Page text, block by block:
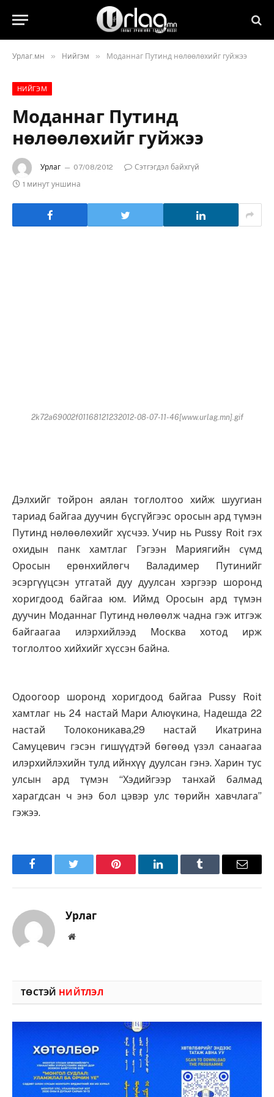
Урлаг.мн » Нийгэм » Моданнаг Путинд нөлөөлөхийг гуйжээ
НИЙГЭМ
Моданнаг Путинд
нөлөөлөхийг гуйжээ
Урлаг 07/08/2012
Сэтгэгдэл байхгүй
1 минут уншина
2k72a69002f01168121232012-08-07-11-46[www.urlag.mn].gif
Дэлхийг тойрон аялан тоглолтоо хийж шуугиан
тариад байгаа дуучин бүсгүйгээс оросын ард түмэн
Путинд нөлөөлөхийг хүсчээ. Учир нь Pussy Roit гэх
охидын панк хамтлаг Гэгээн Мариягийн сүмд
Оросын ерөнхийлөгч Валадимер Путинийг
эсэргүүцсэн утгатай дуу дуулсан хэргээр шоронд
хоригдоод байгаа юм. Иймд Оросын ард түмэн
дуучин Моданнаг Путинд нөлөөлж чадна гэж итгэж
байгаагаа илэрхийлээд Москва хотод ирж
тоглолтоо хийхийг хүссэн байна.
Одоогоор шоронд хоригдоод байгаа Pussy Roit
хамтлаг нь 24 настай Мари Алюүкина, Надешда 22
настай Толоконикава,29 настай Икатрина
Самуцевич гэсэн гишүүдтэй бөгөөд үзэл санаагаа
илэрхийлэхийн тулд ийнхүү дуулсан гэнэ. Харин тус
улсын ард түмэн “Хэдийгээр танхай балмад
харагдсан ч энэ бол цэвэр улс төрийн хавчлага”
гэжээ.
FacebookTwitter Pinterest LinkedInTumblr Имэйл
Урлаг
Вэбсайт
ТӨСТЭЙ НИЙТЛЭЛ